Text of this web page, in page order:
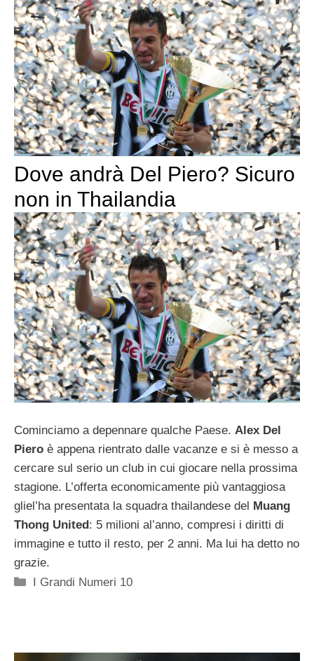
Dove andrà Del Piero? Sicuro
non in Thailandia
Cominciamo a depennare qualche Paese. Alex Del
Piero è appena rientrato dalle vacanze e si è messo a
cercare sul serio un club in cui giocare nella prossima
stagione. L’offerta economicamente più vantaggiosa
gliel’ha presentata la squadra thailandese del Muang
Thong United: 5 milioni al’anno, compresi i diritti di
immagine e tutto il resto, per 2 anni. Ma lui ha detto no
grazie.
Categorie
I Grandi Numeri 10